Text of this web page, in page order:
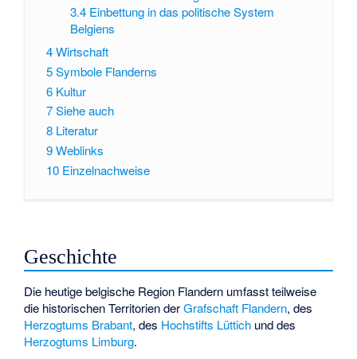
3.4 Einbettung in das politische System
Belgiens
4Wirtschaft
5Symbole Flanderns
6 Kultur
7Siehe auch
8 Literatur
9Weblinks
10 Einzelnachweise
Geschichte
Die heutige belgische Region Flandern umfasst teilweise
die historischen Territorien derGrafschaft Flandern, des
Herzogtums Brabant, des Hochstifts Lüttich und des
Herzogtums Limburg.